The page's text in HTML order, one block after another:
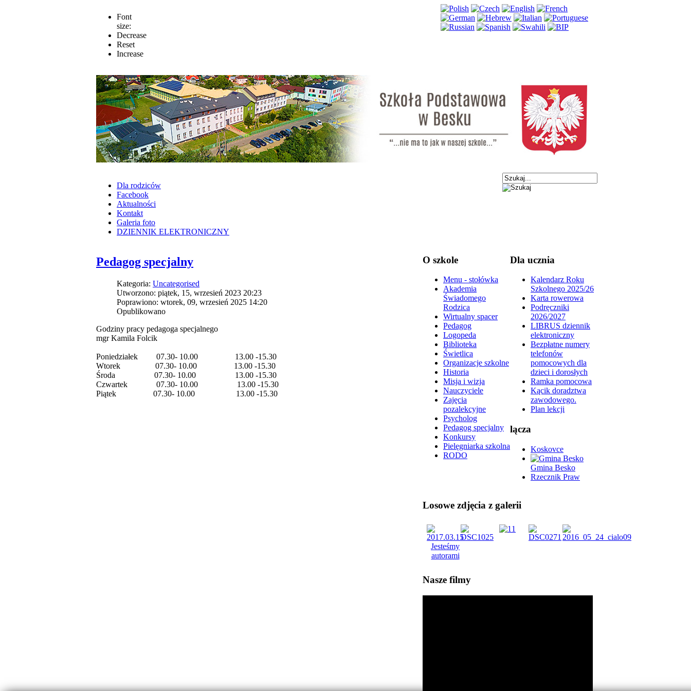
Font
size:
Decrease
Reset
Increase
Dla rodziców
Facebook
Aktualności
Kontakt
Galeria foto
DZIENNIK ELEKTRONICZNY
Pedagog specjalny
Kategoria: Uncategorised
Utworzono: piątek, 15, wrzesień 2023 20:23
Poprawiono: wtorek, 09, wrzesień 2025 14:20
Opublikowano
Godziny pracy pedagoga specjalnego
mgr Kamila Folcik
Poniedziałek 07.30- 10.00 13.00 -15.30
Wtorek 07.30- 10.00 13.00 -15.30
Środa 07.30- 10.00 13.00 -15.30
Czwartek 07.30- 10.00 13.00 -15.30
Piątek 07.30- 10.00 13.00 -15.30
O szkole
Menu - stołówka
Akademia
Świadomego
Rodzica
Wirtualny spacer
Pedagog
Logopeda
Biblioteka
Świetlica
Organizacje szkolne
Historia
Misja i wizja
Nauczyciele
Zajęcia
pozalekcyjne
Psycholog
Pedagog specjalny
Konkursy
Pielęgniarka szkolna
RODO
Dla ucznia
Kalendarz Roku
Szkolnego 2025/26
Karta rowerowa
Podręczniki
2026/2027
LIBRUS dziennik
elektroniczny
Bezpłatne numery
telefonów
pomocowych dla
dzieci i dorosłych
Ramka pomocowa
Kącik doradztwa
zawodowego.
Plan lekcji
lącza
Koskovce
Gmina Besko
Rzecznik Praw
Losowe zdjęcia z galerii
Nasze filmy